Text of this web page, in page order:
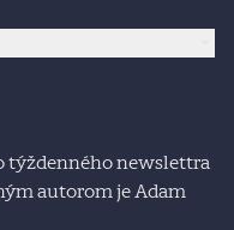
týždenného newslettra
autorom je Adam